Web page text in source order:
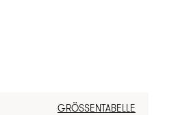
GRÖSSENTABELLE